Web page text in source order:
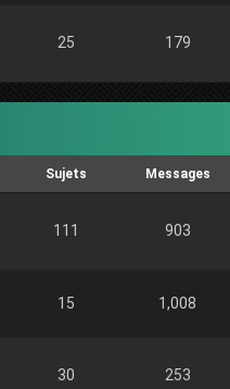
25 179
Sujets Messages
111 903
15 1,008
30 253